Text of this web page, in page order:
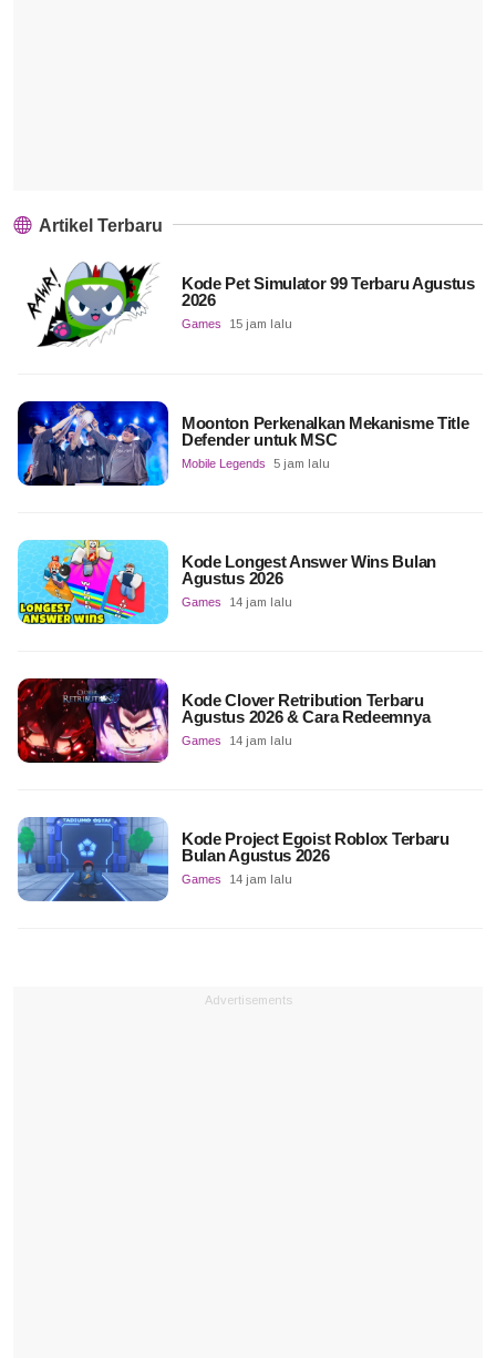
Artikel Terbaru
Kode Pet Simulator 99 Terbaru Agustus
2026
Games 15 jam lalu
Moonton Perkenalkan Mekanisme Title
Defender untuk MSC
Mobile Legends 5 jam lalu
Kode Longest Answer Wins Bulan
Agustus 2026
Games 14 jam lalu
Kode Clover Retribution Terbaru
Agustus 2026 & Cara Redeemnya
Games 14 jam lalu
Kode Project Egoist Roblox Terbaru
Bulan Agustus 2026
Games 14 jam lalu
Advertisements